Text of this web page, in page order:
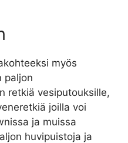
myös
paljon
retkiä vesiputouksille,
joilla voi
ja muissa
huvipuistoja ja